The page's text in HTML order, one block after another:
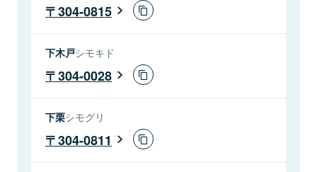
304-0815
下木戸シモキド
304-0028
下栗シモグリ
304-0811